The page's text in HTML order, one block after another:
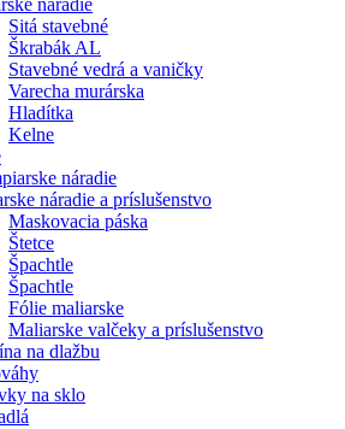
Sitá stavebné
Škrabák AL
Stavebné vedrá a vaničky
Varecha murárska
Hladítka
Kelne
náradie
náradie a príslušenstvo
Maskovacia páska
Štetce
Špachtle
Špachtle
Fólie maliarske
Maliarske valčeky a príslušenstvo
na dlažbu
na sklo